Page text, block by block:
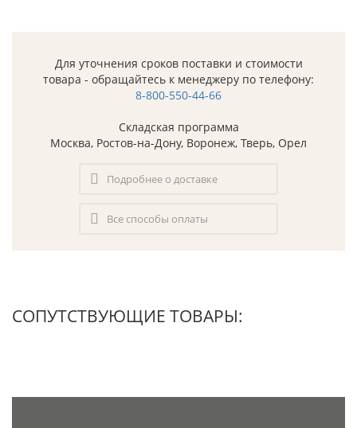
Для уточнения сроков поставки и стоимости
товара - обращайтесь к менеджеру по телефону:
8-800-550-44-66
Складская программа
Москва, Ростов-на-Дону, Воронеж, Тверь, Орел
Подробнее о доставке
Все способы оплаты
СОПУТСТВУЮЩИЕ ТОВАРЫ: